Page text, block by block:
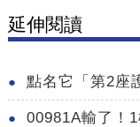
延伸閱讀
點名它「第2座
00981A輸了！